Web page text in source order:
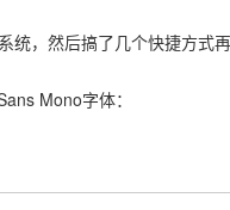
统，然后搞了几个快捷方式
Mono字体：